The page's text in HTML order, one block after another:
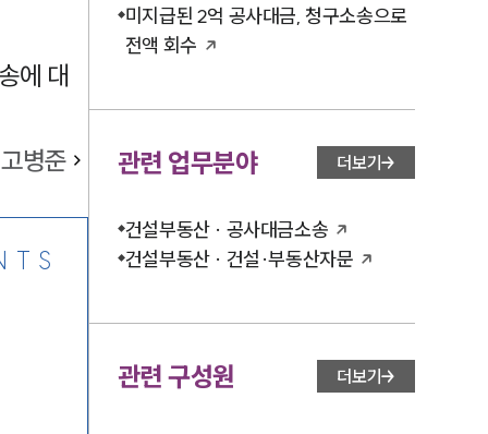
에 대
고병준
미지급된 2억 공사대금, 청구소송으로
전액 회수
관련 업무분야 더보기
건설부동산 · 공사대금소송
건설부동산 · 건설·부동산자문
관련 구성원 더보기